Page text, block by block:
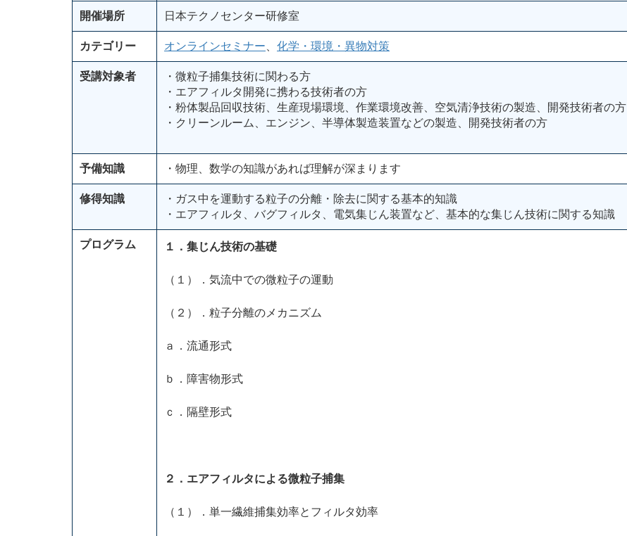
開催場所 日本テクノセンター研修室
カテゴリー オンラインセミナー 化学・環境・異物対策
受講対象者
・微粒子捕集技術に関わる方
・エアフィルタ開発に携わる技術者の方
・粉体製品回収技術、生産現場環境、作業環境改善、空気清浄技術の製造、開発技術者の方
・クリーンルーム、エンジン、半導体製造装置などの製造、開発技術者の方
予備知識 ・物理、数学の知識があれば理解が深まります
修得知識
・ガス中を運動する粒子の分離・除去に関する基本的知識
・エアフィルタ、バグフィルタ、電気集じん装置など、基本的な集じん技術に関する知識
プログラム １．集じん技術の基礎
（１）．気流中での微粒子の運動
（２）．粒子分離のメカニズム
ａ．流通形式
ｂ．障害物形式
ｃ．隔壁形式
２．エアフィルタによる微粒子捕集
（１）．単一繊維捕集効率とフィルタ効率